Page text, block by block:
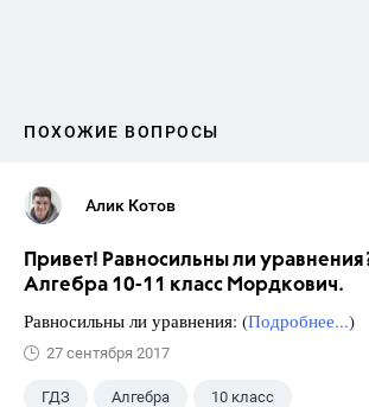
ПОХОЖИЕ ВОПРОСЫ
Алик Котов
Привет! Равносильны ли
Алгебра 10-11 класс Мордкович.
Равносильны ли уравнения: (Подробнее...)
27 сентября 2017
ГДЗ Алгебра 10 класс